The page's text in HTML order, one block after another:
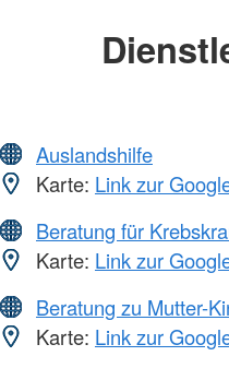
Auslandshilfe
Karte: Link zur
Beratung für
Karte: Link zur
Beratung zu Mutter-
Karte: Link zur